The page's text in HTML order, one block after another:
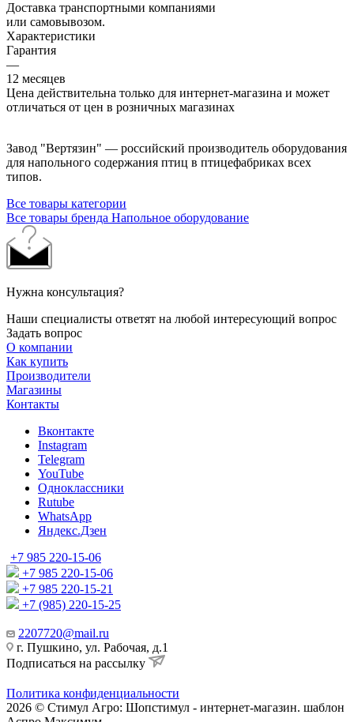
Доставка транспортными компаниями
или самовывозом.
Характеристики
Гарантия
—
12 месяцев
Цена действительна только для интернет-магазина и может
отличаться от цен в розничных магазинах
Завод "Вертязин" — российский производитель оборудования
для напольного содержания птиц в птицефабриках всех
типов.
Все товары категории
Все товары бренда Напольное оборудование
Нужна консультация?
Наши специалисты ответят на любой интересующий вопрос
Задать вопрос
О компании
Как купить
Производители
Магазины
Контакты
Вконтакте
Instagram
Telegram
YouTube
Одноклассники
Rutube
WhatsApp
Яндекс.Дзен
+7 985 220-15-06
+7 985 220-15-06
+7 985 220-15-21
+7 (985) 220-15-25
2207720@mail.ru
г. Пушкино, ул. Рабочая, д.1
Подписаться на рассылку
Политика конфиденциальности
2026 © Стимул Агро: Шопстимул - интернет-магазин. шаблон